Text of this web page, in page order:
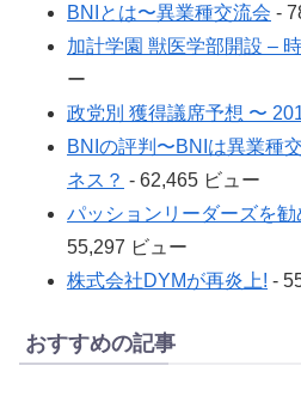
BNIとは〜異業種交流会 -
加計学園 獣医学部開設 –
ー
政党別 獲得議席予想 〜
BNIの評判〜BNIは異業種
ネス？ - 62,465 ビュー
パッションリーダーズを
55,297 ビュー
株式会社DYMが再炎上! -
おすすめの記事